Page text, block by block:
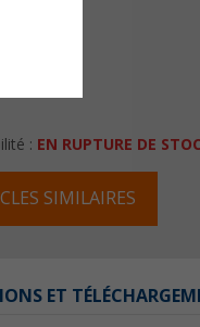
: EN RUPTURE DE
SIMILAIRES
ET